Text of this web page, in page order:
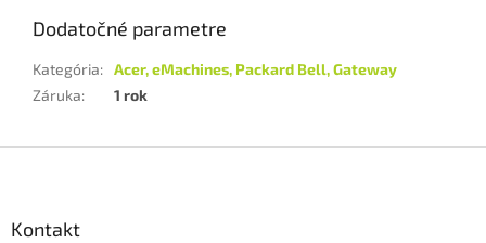
Dodatočné parametre
Kategória: Acer, eMachines, Packard Bell, Gateway
Záruka: 1 rok
Kontakt